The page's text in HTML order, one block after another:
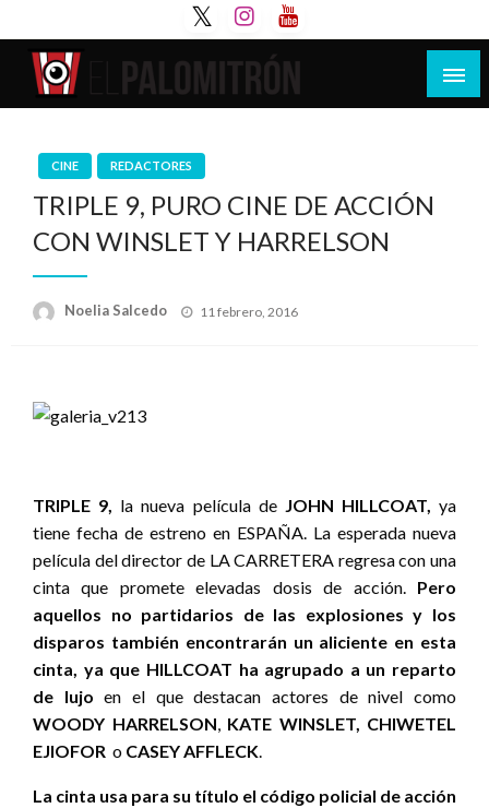
al
contenido
Tu espacio de la industria de cine española y
CINE REDACTORES
TRIPLE 9, PURO CINE DE ACCIÓN
CON WINSLET Y HARRELSON
Noelia Salcedo
Publicado
11 febrero, 2016
TRIPLE 9, la nueva película de JOHN HILLCOAT, ya
tiene fecha de estreno en ESPAÑA. La esperada nueva
película del director de LA CARRETERA regresa con una
cinta que promete elevadas dosis de acción. Pero
aquellos no partidarios de las explosiones y los
disparos también encontrarán un aliciente en esta
cinta, ya que HILLCOAT ha agrupado a un reparto
de lujo en el que destacan actores de nivel como
WOODY HARRELSON, KATE WINSLET, CHIWETEL
EJIOFOR o CASEY AFFLECK.
La cinta usa para su título el código policial de acción